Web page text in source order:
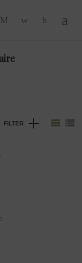
FILTER